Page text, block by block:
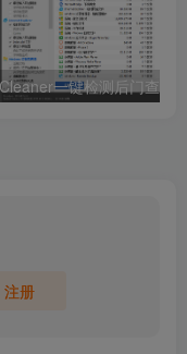
注册